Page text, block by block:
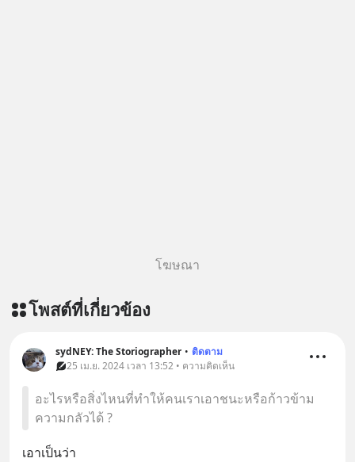
โฆษณา
โพสต์ที่เกี่ยวข้อง
sydNEY: The Storiographer • ติดตาม
25 เม.ย. 2024 เวลา 13:52 • ความคิดเห็น
อะไรหรือสิ่งไหนที่ทำให้คนเราเอาชนะหรือก้าวข้าม
ความกลัวได้ ?
เอาเป็นว่า